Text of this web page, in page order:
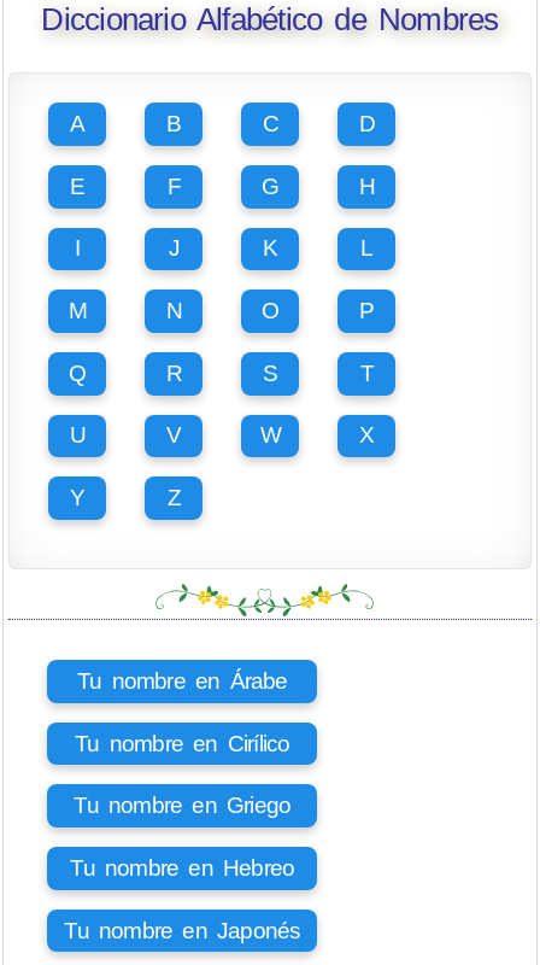
Diccionario Alfabético de Nombres
A B C D
E F G H
I J K L
M N O P
Q R S T
U V W X
Y Z
Tu nombre en Árabe
Tu nombre en Cirílico
Tu nombre en Griego
Tu nombre en Hebreo
Tu nombre en Japonés